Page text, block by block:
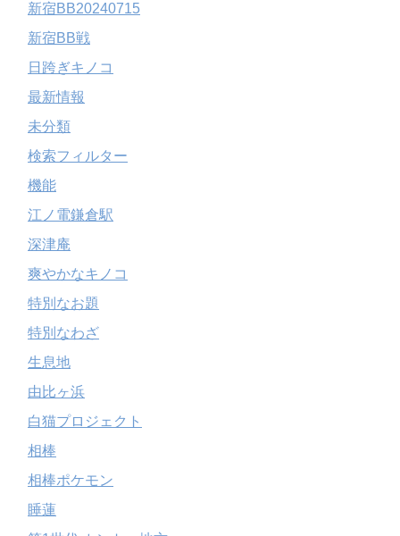
新宿BB20240715
新宿BB戦
日跨ぎキノコ
最新情報
未分類
検索フィルター
機能
江ノ電鎌倉駅
深津庵
爽やかなキノコ
特別なお題
特別なわざ
生息地
由比ヶ浜
白猫プロジェクト
相棒
相棒ポケモン
睡蓮